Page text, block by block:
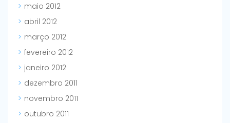
maio 2012
abril 2012
março 2012
fevereiro 2012
janeiro 2012
dezembro 2011
novembro 2011
outubro 2011